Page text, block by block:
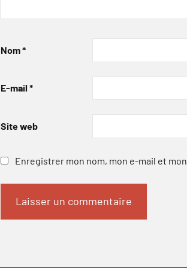
Nom*
E-mail *
Site web
Enregistrer mon nom, mon e-mail et